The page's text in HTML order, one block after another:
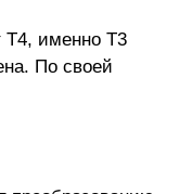
Т4, именно Т3
По своей